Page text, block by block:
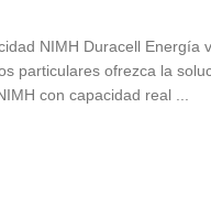
NIMH Duracell Energía
particulares ofrezca la
con capacidad real ...